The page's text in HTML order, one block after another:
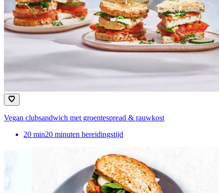
Vegan clubsandwich met groentespread & rauwkost
20 min20 minuten bereidingstijd